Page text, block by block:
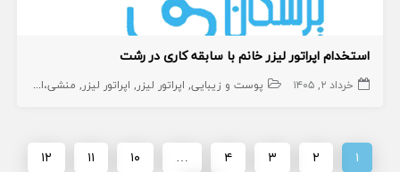
استخدام اپراتور لیزر خانم با سابقه کاری در رشت
خرداد ۲, ۱۴۰۵ پوست و زیبایی اپراتور لیزر اپراتور لیزر منشی،اپراتور،دستیار
۱ ۲ ۳ ۴ … ۱۰ ۱۱
۱۲